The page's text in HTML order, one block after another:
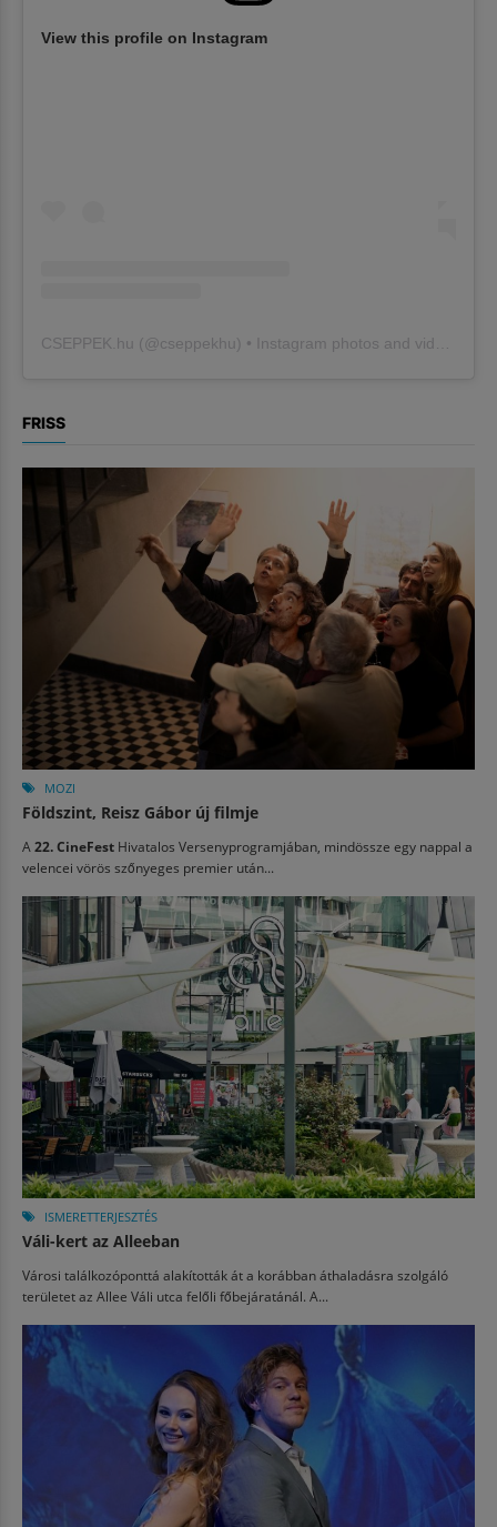
View this profile on Instagram
CSEPPEK.hu (@cseppekhu ) • Instagram photos and videos
FRISS
MOZI
Földszint, Reisz Gábor új filmje
A 22. CineFest Hivatalos Versenyprogramjában, mindössze egy nappal a
velencei vörös szőnyeges premier után...
ISMERETTERJESZTÉS
Váli-kert az Alleeban
Városi találkozóponttá alakították át a korábban áthaladásra szolgáló
területet az Allee Váli utca felőli főbejáratánál. A...